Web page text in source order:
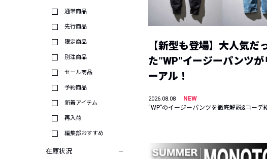
通常商品
先行商品
限定商品
別注商品
セール商品
予約商品
新着アイテム
再入荷
編集部おすすめ
在庫状況
【新型も登場】大人気だ
た”WP”イージーパンツが
ーアル！
2026.08.08
NEW
“WP”のイージーパンツを徹底解説&コーデ